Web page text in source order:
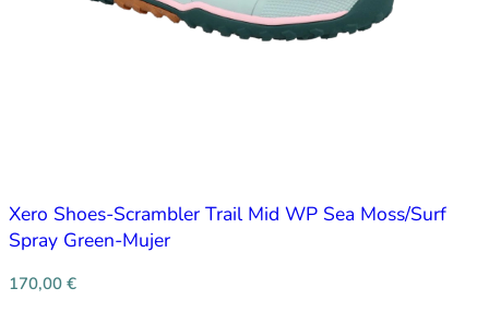
Xero Shoes-Scrambler Trail Mid WP Sea Moss/Surf
Spray Green-Mujer
170,00 €